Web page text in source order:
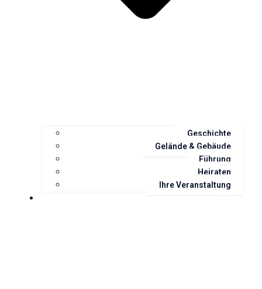
Geschichte
Gelände & Gebäude
Führung
Heiraten
Ihre Veranstaltung
Stiftung